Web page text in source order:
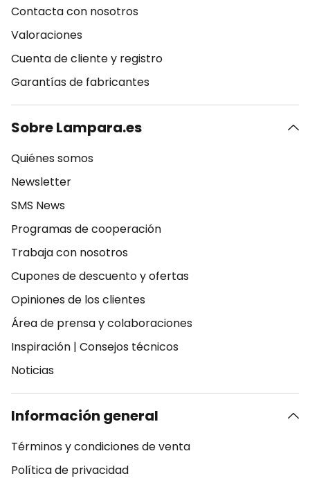
Contacta con nosotros
Valoraciones
Cuenta de cliente y registro
Garantías de fabricantes
Sobre Lampara.es
Quiénes somos
Newsletter
SMS News
Programas de cooperación
Trabaja con nosotros
Cupones de descuento y ofertas
Opiniones de los clientes
Área de prensa y colaboraciones
Inspiración | Consejos técnicos
Noticias
Información general
Términos y condiciones de venta
Política de privacidad